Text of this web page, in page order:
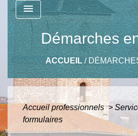
menu
Démarches
ACCUEIL/
Accueil professionnels>
formulaires